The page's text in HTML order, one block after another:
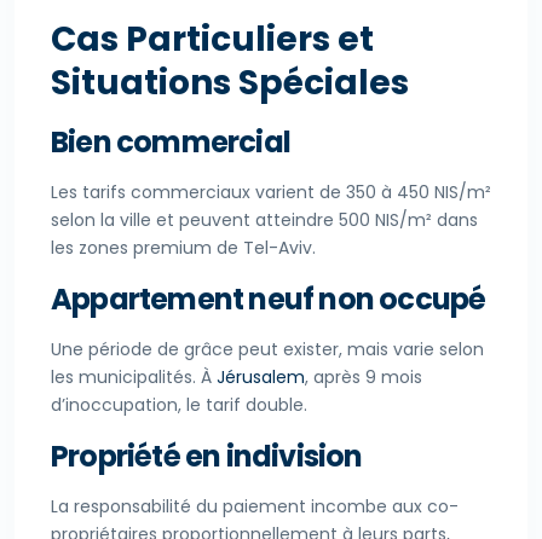
Cas Particuliers et
Situations Spéciales
Bien commercial
Les tarifs commerciaux varient de 350 à 450 NIS/m²
selon la ville et peuvent atteindre 500 NIS/m² dans
les zones premium de Tel-Aviv.
Appartement neuf non occupé
Une période de grâce peut exister, mais varie selon
les municipalités. À Jérusalem, après 9 mois
d’inoccupation, le tarif double.
Propriété en indivision
La responsabilité du paiement incombe aux co-
propriétaires proportionnellement à leurs parts,